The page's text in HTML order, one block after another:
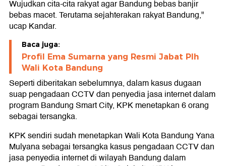
Wujudkan cita-cita rakyat agar Bandung bebas banjir
bebas macet. Terutama sejahterakan rakyat Bandung,"
ucap Kandar.
Baca juga:
Profil Ema Sumarna yang Resmi Jabat Plh
Wali Kota Bandung
Seperti diberitakan sebelumnya, dalam kasus dugaan
suap pengadaan CCTV dan penyedia jasa internet dalam
program Bandung Smart City, KPK menetapkan 6 orang
sebagai tersangka.
KPK sendiri sudah menetapkan Wali Kota Bandung Yana
Mulyana sebagai tersangka kasus pengadaan CCTV dan
jasa penyedia internet di wilayah Bandung dalam